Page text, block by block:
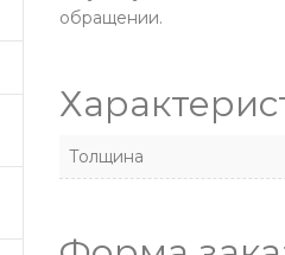
обращении.
Толщина